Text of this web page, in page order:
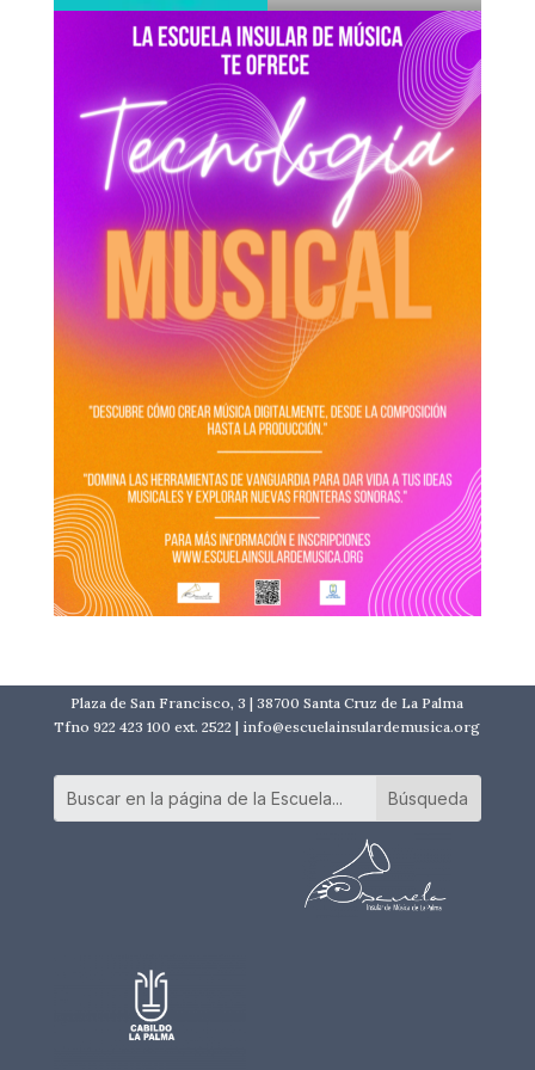
Plaza de San Francisco, 3 | 38700 Santa Cruz de La Palma
Tfno 922 423 100 ext. 2522 | info@escuelainsulardemusica.org